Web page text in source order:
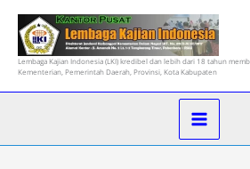
Lewati
konten
Lembaga Kajian Indonesia (LKI) kredibel dan lebih dari 18 tahun
Kementerian, Pemerintah Daerah, Provinsi, Kota Kabupaten